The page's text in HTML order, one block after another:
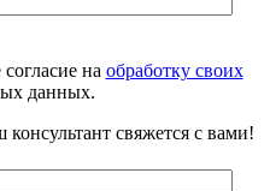
на обработку своих
данных.
свяжется с вами!